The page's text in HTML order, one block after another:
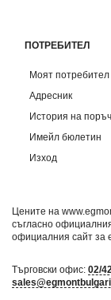
ПОТРЕБИТЕЛ
Моят потребител
Адресник
История на
Имейл бюлетин
Изход
Цените на
съгласно
официалния сайт за
Търговски офис: 02/